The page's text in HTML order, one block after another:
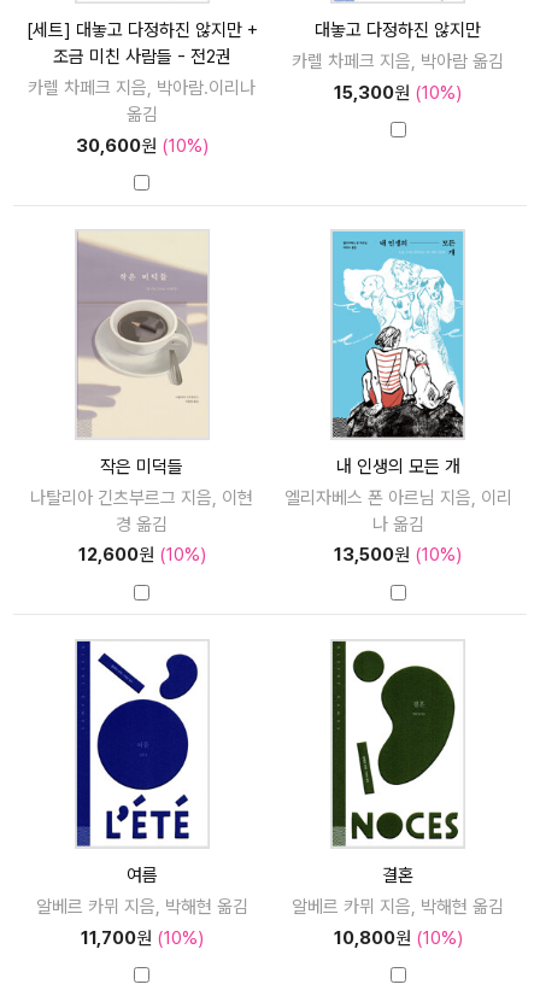
[세트] 대놓고 다정하진 않지만 +
조금 미친 사람들 - 전2권
카렐 차페크 지음, 박아람.이리나
옮김
30,600원 (10%)
대놓고 다정하진 않지만
카렐 차페크 지음, 박아람 옮김
15,300원 (10%)
작은 미덕들
나탈리아 긴츠부르그 지음, 이현
경 옮김
12,600원 (10%)
내 인생의 모든 개
엘리자베스 폰 아르님 지음, 이리
나 옮김
13,500원 (10%)
여름
알베르 카뮈 지음, 박해현 옮김
11,700원 (10%)
결혼
알베르 카뮈 지음, 박해현 옮김
10,800원 (10%)